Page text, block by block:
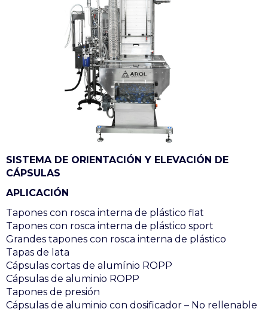
SISTEMA DE ORIENTACIÓN Y ELEVACIÓN DE
CÁPSULAS
APLICACIÓN
Tapones con rosca interna de plástico flat
Tapones con rosca interna de plástico sport
Grandes tapones con rosca interna de plástico
Tapas de lata
Cápsulas cortas de alumínio ROPP
Cápsulas de aluminio ROPP
Tapones de presión
Cápsulas de aluminio con dosificador – No rellenable